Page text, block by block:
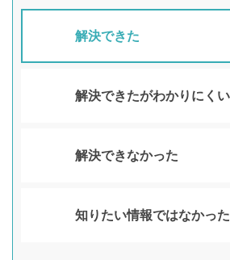
解決できた
解決できたがわかりにくい
解決できなかった
知りたい情報ではなかった